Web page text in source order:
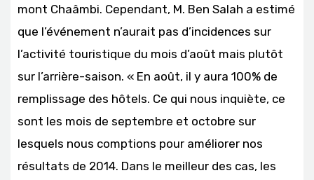
mont Chaâmbi. Cependant, M. Ben Salah a estimé
que l’événement n’aurait pas d’incidences sur
l’activité touristique du mois d’août mais plutôt
sur l’arrière-saison. « En août, il y aura 100% de
remplissage des hôtels. Ce qui nous inquiète, ce
sont les mois de septembre et octobre sur
lesquels nous comptions pour améliorer nos
résultats de 2014. Dans le meilleur des cas, les